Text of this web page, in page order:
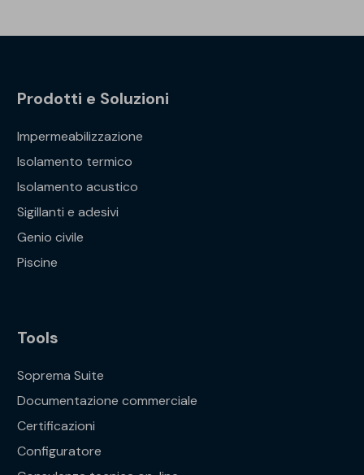
Prodotti e Soluzioni
Impermeabilizzazione
Isolamento termico
Isolamento acustico
Sigillanti e adesivi
Genio civile
Piscine
Tools
Soprema Suite
Documentazione commerciale
Certificazioni
Configuratore